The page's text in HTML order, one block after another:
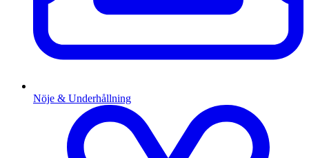
Nöje & Underhållning